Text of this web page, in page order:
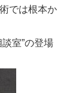
では根本か
室”の登場